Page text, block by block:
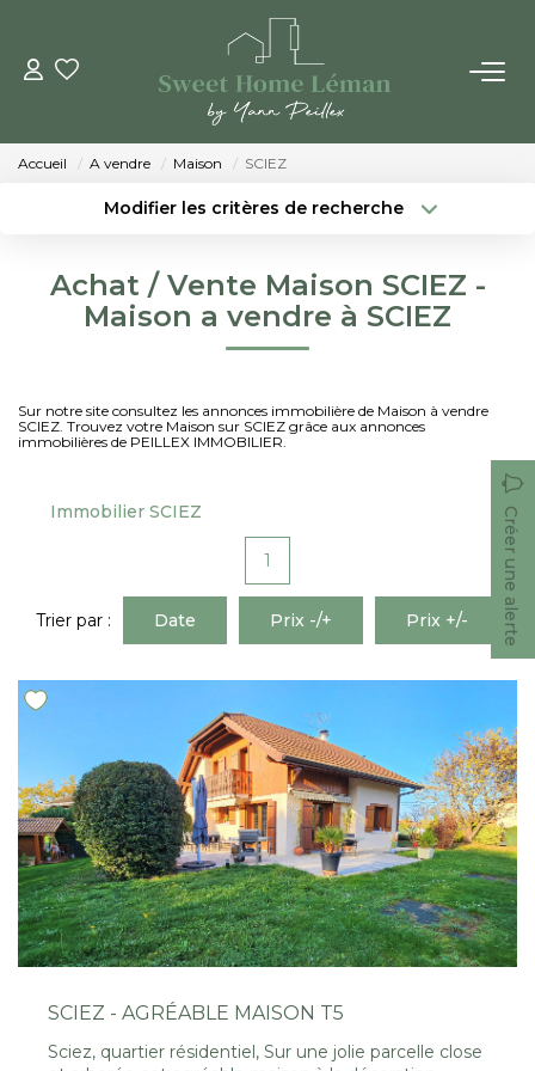
ACHETER
VENDRE
LES AGENCES
Nous Rejoindre
CONTACT
EN
Accueil A vendre Maison SCIEZ
Modifier les critères de recherche
Surface min Budget max
Achat / Vente Maison SCIEZ -
Maison a vendre à SCIEZ
Sur notre site consultez les annonces immobilière de Maison à vendre
SCIEZ. Trouvez votre Maison sur SCIEZ grâce aux annonces
immobilières de PEILLEX IMMOBILIER.
Immobilier SCIEZ Créer une alerte
1
Trier par : Date Prix -/+ Prix +/-
SCIEZ - AGRÉABLE MAISON T5
Sciez, quartier résidentiel, Sur une jolie parcelle close